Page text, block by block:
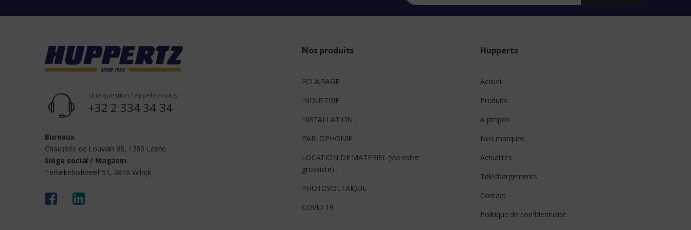
n
Nos produits
ECLAIRAGE
INDUSTRIE
INSTALLATION
PARLOPHONIE
LOCATION DE MATERIEL (Via votre
grossiste)
PHOTOVOLTAÏQUE
COVID 19
Huppertz
Accueil
Produits
A propos
Nos marques
Actualités
Téléchargements
Contact
Politique de confidentialité
Une question ? Appelez-nous !
+32 2 334 34 34
Bureaux
Chaussée de Louvain 88, 1380 Lasne
Siège social / Magasin
Terbekehofdreef 51, 2610 Wilrijk